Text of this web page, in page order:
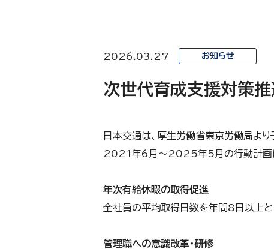
2026.03.27 お知らせ
次世代育成支援対策推
日本交通は、厚生労働省東京労働局より
2021年6月〜2025年5月の行動計画に
年次有給休暇の取得促進
全社員の平均取得日数を年間8日以上と
管理職への意識改革・研修